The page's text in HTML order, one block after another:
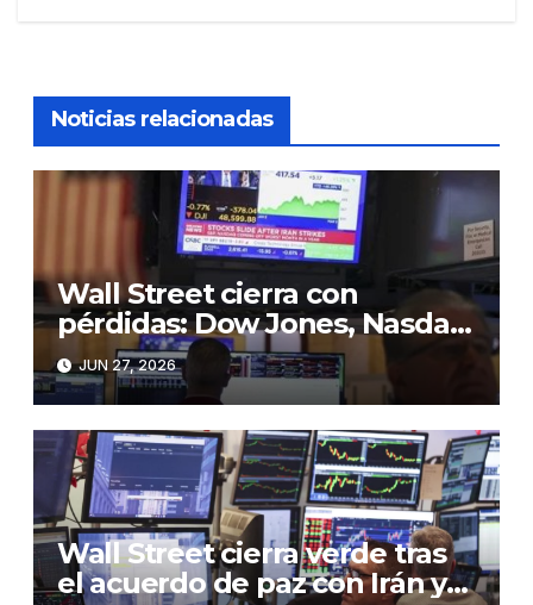
Noticias relacionadas
Wall Street cierra con
pérdidas: Dow Jones, Nasdaq
y S&P 500 retroceden en
jornada de cautela”
JUN 27, 2026
Wall Street cierra verde tras
el acuerdo de paz con Irán y